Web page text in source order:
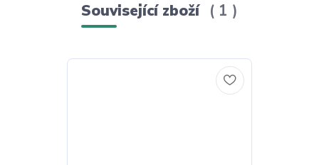
Související zboží 1